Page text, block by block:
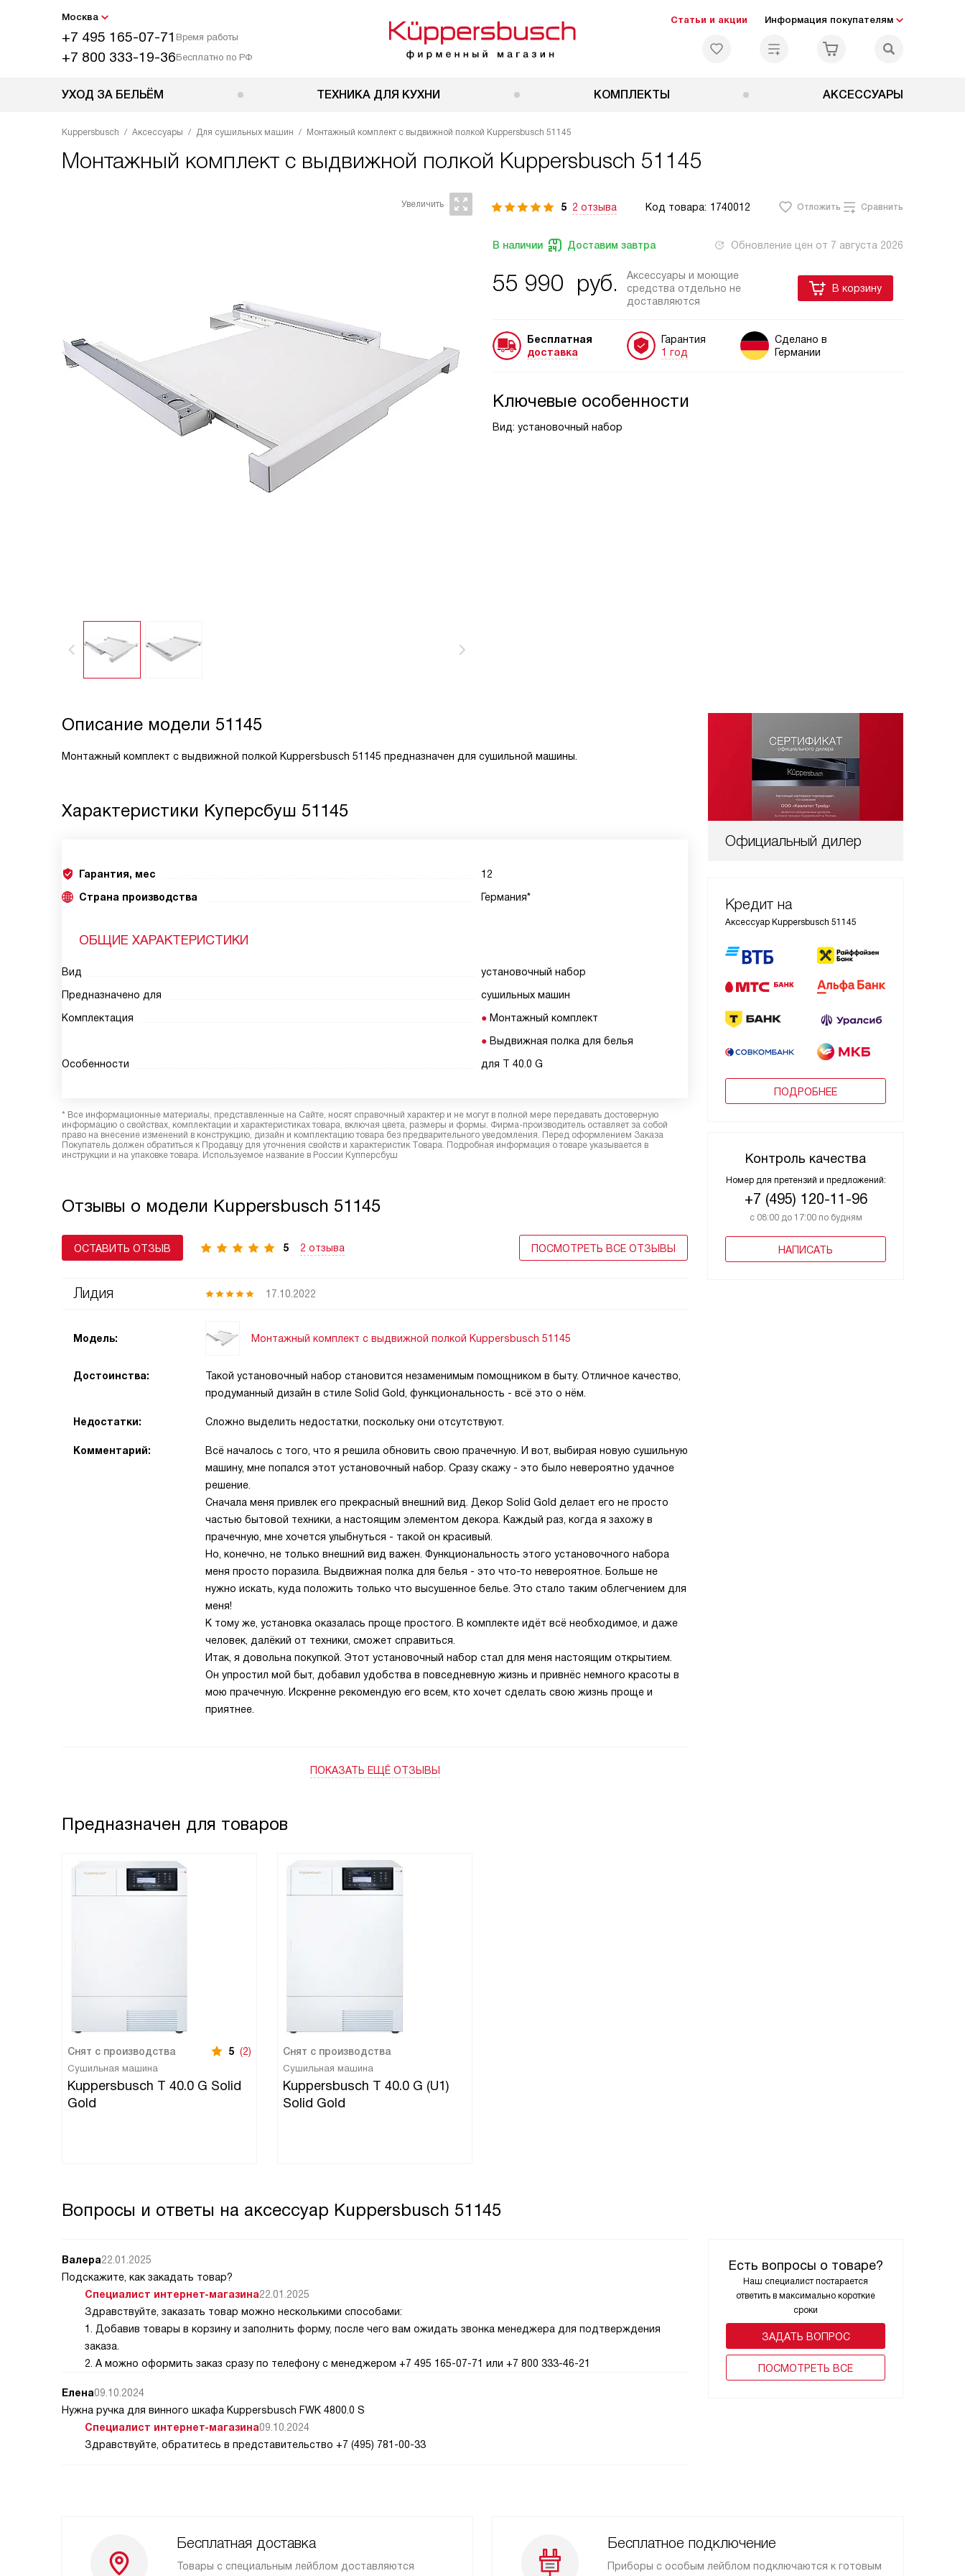
Москва
+7 495 165-07-71 Время работы
+7 800 333-19-36Бесплатно по РФ
Статьи и акции Информация покупателям
УХОД ЗА БЕЛЬЁМ ТЕХНИКА ДЛЯ КУХНИ КОМПЛЕКТЫ АКСЕССУАРЫ
Kuppersbusch Аксессуары Для сушильных машин Монтажный комплект с выдвижной полкой Kuppersbusch 51145
Монтажный комплект с выдвижной полкой Kuppersbusch 51145
5 2 отзыва Код товара: 1740012 Отложить Сравнить
В наличии Доставим завтра Обновление цен от 7 августа 2026
55 990 руб.
Аксессуары и моющие
средства отдельно не
доставляются
В корзину
Бесплатная
доставка
Гарантия
1 год
Сделано в
Германии
Ключевые особенности
Вид: установочный набор
Официальный дилер
Кредит на
Аксессуар Kuppersbusch 51145
ПОДРОБНЕЕ
Контроль качества
Номер для претензий и предложений:
+7 (495) 120-11-96
с 08:00 до 17:00 по будням
НАПИСАТЬ
Описание модели 51145
Монтажный комплект с выдвижной полкой Kuppersbusch 51145 предназначен для сушильной машины.
Характеристики Куперсбуш 51145
Гарантия, мес
12
Страна производства
Германия*
ОБЩИЕ ХАРАКТЕРИСТИКИ
Вид
установочный набор
Предназначено для
сушильных машин
Комплектация
Монтажный комплект
Выдвижная полка для белья
Особенности
для T 40.0 G
* Все информационные материалы, представленные на Сайте, носят справочный характер и не могут в полной мере передавать достоверную
информацию о свойствах, комплектации и характеристиках товара, включая цвета, размеры и формы. Фирма-производитель оставляет за собой
право на внесение изменений в конструкцию, дизайн и комплектацию товара без предварительного уведомления. Перед оформлением Заказа
Покупатель должен обратиться к Продавцу для уточнения свойств и характеристик Товара. Подробная информация о товаре указывается в
инструкции и на упаковке товара. Используемое название в России Купперсбуш
Отзывы о модели Kuppersbusch 51145
5 2 отзыва
ОСТАВИТЬ ОТЗЫВ ПОСМОТРЕТЬ ВСЕ ОТЗЫВЫ
Лидия 17.10.2022
Модель: Монтажный комплект с выдвижной полкой Kuppersbusch 51145
Достоинства:
Такой установочный набор становится незаменимым помощником в быту. Отличное качество,
продуманный дизайн в стиле Solid Gold, функциональность - всё это о нём.
Недостатки: Сложно выделить недостатки, поскольку они отсутствуют.
Комментарий:
Всё началось с того, что я решила обновить свою прачечную. И вот, выбирая новую сушильную
машину, мне попался этот установочный набор. Сразу скажу - это было невероятно удачное
решение.
Сначала меня привлек его прекрасный внешний вид. Декор Solid Gold делает его не просто
частью бытовой техники, а настоящим элементом декора. Каждый раз, когда я захожу в
прачечную, мне хочется улыбнуться - такой он красивый.
Но, конечно, не только внешний вид важен. Функциональность этого установочного набора
меня просто поразила. Выдвижная полка для белья - это что-то невероятное. Больше не
нужно искать, куда положить только что высушенное белье. Это стало таким облегчением для
меня!
К тому же, установка оказалась проще простого. В комплекте идёт всё необходимое, и даже
человек, далёкий от техники, сможет справиться.
Итак, я довольна покупкой. Этот установочный набор стал для меня настоящим открытием.
Он упростил мой быт, добавил удобства в повседневную жизнь и привнёс немного красоты в
мою прачечную. Искренне рекомендую его всем, кто хочет сделать свою жизнь проще и
приятнее.
ПОКАЗАТЬ ЕЩЁ ОТЗЫВЫ
Предназначен для товаров
Снят с производства 5 (2)
Сушильная машина
Kuppersbusch T 40.0 G Solid
Gold
Снят с производства
Сушильная машина
Kuppersbusch T 40.0 G (U1)
Solid Gold
Вопросы и ответы на аксессуар Kuppersbusch 51145
Есть вопросы о товаре?
Наш специалист постарается
ответить в максимально короткие
сроки
ЗАДАТЬ ВОПРОС
ПОCМОТРЕТЬ ВСЕ
Валера22.01.2025
Подскажите, как закадать товар?
Специалист интернет-магазина22.01.2025
Здравствуйте, заказать товар можно несколькими способами:
1. Добавив товары в корзину и заполнить форму, после чего вам ожидать звонка менеджера для подтверждения
заказа.
2. А можно оформить заказ сразу по телефону с менеджером +7 495 165-07-71 или +7 800 333-46-21
Елена09.10.2024
Нужна ручка для винного шкафа Kuppersbusch FWK 4800.0 S
Специалист интернет-магазина09.10.2024
Здравствуйте, обратитесь в представительство +7 (495) 781-00-33
Бесплатная доставка
Товары с специальным лейблом доставляются
Бесплатное подключение
Приборы с особым лейблом подключаются к готовым